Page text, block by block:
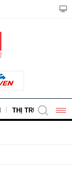
THỊ TRƯỜNG -